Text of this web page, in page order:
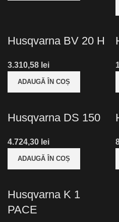
Husqvarna BV 20 H
lei
ADAUGĂ ÎN COȘ
Husqvarna DS 150
lei
ADAUGĂ ÎN COȘ
Husqvarna K 1
PACE